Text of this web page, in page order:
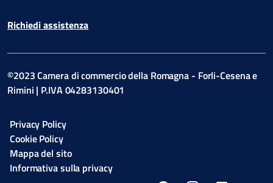
Richiedi assistenza
©2023 Camera di commercio della Romagna - Forli-Cesena e
Rimini | P.IVA 04283130401
Privacy Policy
Cookie Policy
Mappa del sito
Informativa sulla privacy